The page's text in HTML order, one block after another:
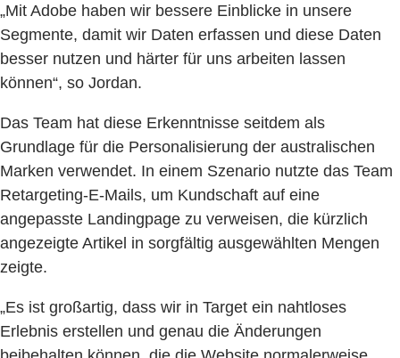
„Mit Adobe haben wir bessere Einblicke in unsere
Segmente, damit wir Daten erfassen und diese Daten
besser nutzen und härter für uns arbeiten lassen
können“, so Jordan.
Das Team hat diese Erkenntnisse seitdem als
Grundlage für die Personalisierung der australischen
Marken verwendet. In einem Szenario nutzte das Team
Retargeting-E-Mails, um Kundschaft auf eine
angepasste Landingpage zu verweisen, die kürzlich
angezeigte Artikel in sorgfältig ausgewählten Mengen
zeigte.
„Es ist großartig, dass wir in Target ein nahtloses
Erlebnis erstellen und genau die Änderungen